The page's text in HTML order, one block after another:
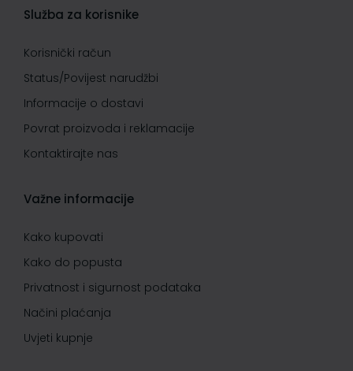
Služba za korisnike
Korisnički račun
Status/Povijest narudžbi
Informacije o dostavi
Povrat proizvoda i reklamacije
Kontaktirajte nas
Važne informacije
Kako kupovati
Kako do popusta
Privatnost i sigurnost podataka
Načini plaćanja
Uvjeti kupnje